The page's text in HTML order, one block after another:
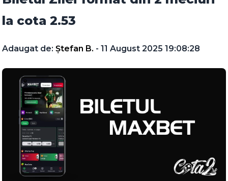
la cota 2.53
Adaugat de: Ștefan B. - 11 August 2025 19:08:28